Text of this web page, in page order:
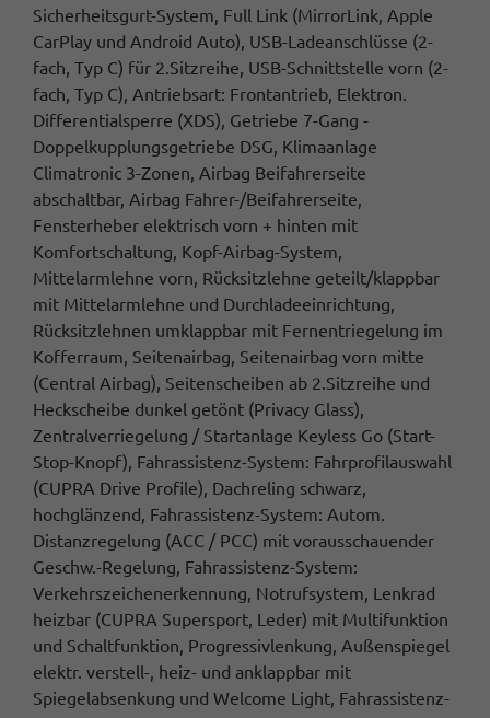
Sicherheitsgurt-System, Full Link (MirrorLink, Apple
CarPlay und Android Auto), USB-Ladeanschlüsse (2-
fach, Typ C) für 2.Sitzreihe, USB-Schnittstelle vorn (2-
fach, Typ C), Antriebsart: Frontantrieb, Elektron.
Differentialsperre (XDS), Getriebe 7-Gang -
Doppelkupplungsgetriebe DSG, Klimaanlage
Climatronic 3-Zonen, Airbag Beifahrerseite
abschaltbar, Airbag Fahrer-/Beifahrerseite,
Fensterheber elektrisch vorn + hinten mit
Komfortschaltung, Kopf-Airbag-System,
Mittelarmlehne vorn, Rücksitzlehne geteilt/klappbar
mit Mittelarmlehne und Durchladeeinrichtung,
Rücksitzlehnen umklappbar mit Fernentriegelung im
Kofferraum, Seitenairbag, Seitenairbag vorn mitte
(Central Airbag), Seitenscheiben ab 2.Sitzreihe und
Heckscheibe dunkel getönt (Privacy Glass),
Zentralverriegelung / Startanlage Keyless Go (Start-
Stop-Knopf), Fahrassistenz-System: Fahrprofilauswahl
(CUPRA Drive Profile), Dachreling schwarz,
hochglänzend, Fahrassistenz-System: Autom.
Distanzregelung (ACC / PCC) mit vorausschauender
Geschw.-Regelung, Fahrassistenz-System:
Verkehrszeichenerkennung, Notrufsystem, Lenkrad
heizbar (CUPRA Supersport, Leder) mit Multifunktion
und Schaltfunktion, Progressivlenkung, Außenspiegel
elektr. verstell-, heiz- und anklappbar mit
Spiegelabsenkung und Welcome Light, Fahrassistenz-